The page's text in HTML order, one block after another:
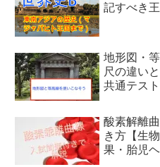
記すべき
地形図・
尺の違い
共通テスト
酸素解離
き方【生
果・胎児